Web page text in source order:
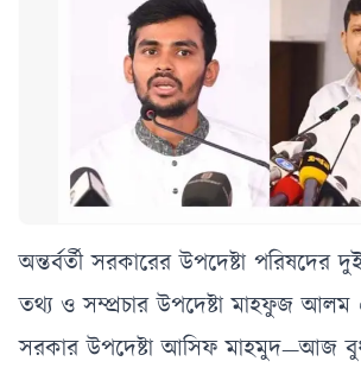
অন্তর্বর্তী সরকারের উপদেষ্টা পরিষদের
তথ্য ও সম্প্রচার উপদেষ্টা মাহফুজ আলম
সরকার উপদেষ্টা আসিফ মাহমুদ—আজ